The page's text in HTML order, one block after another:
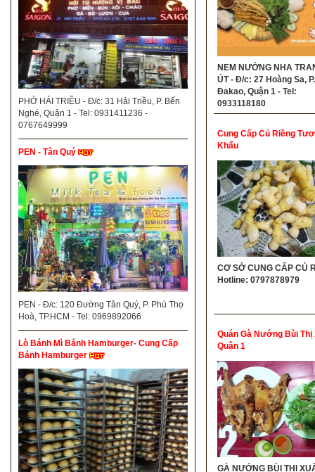
PHỞ HẢI TRIỀU - Đ/c: 31 Hải Triều, P. Bến
Nghé, Quận 1 - Tel: 0931411236 -
0767649999
PEN - Tân Quý
PEN - Đ/c: 120 Đường Tân Quý, P. Phú Thọ
Hoà, TP.HCM - Tel: 0969892066
Lò Bánh Mì Bánh Hamburger- Cung Cấp
Bánh Hamburger
NEM NƯỚNG NHA
ÚT - Đ/c: 27 Hoàng Sa, P.
Đakao, Quận 1 - Tel:
0933118180
Cung Cấp Củ Riềng
Khẩu
CƠ SỞ CUNG CẤP CỦ
Hotline: 0797878979
Quán Gà Nướng Bùi Thị
Quận 1
GÀ NƯỚNG BÙI THỊ